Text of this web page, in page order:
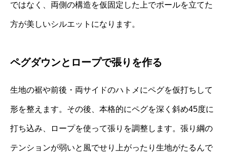
ではなく、両側の構造を仮固定した上でポールを立てた
方が美しいシルエットになります。
ペグダウンとロープで張りを作る
生地の裾や前後・両サイドのハトメにペグを仮打ちして
形を整えます。その後、本格的にペグを深く斜め45度に
打ち込み、ロープを使って張りを調整します。張り綱の
テンションが弱いと風でせり上がったり生地がたるんで